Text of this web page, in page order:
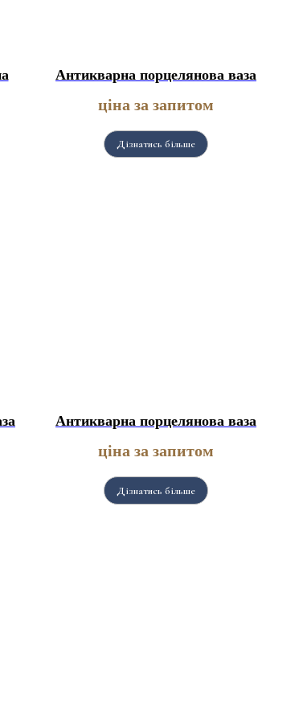
Антикварна порцелянова ваза
ціна за запитом
Дізнатись більше
Антикварна порцелянова ваза
ціна за запитом
Дізнатись більше